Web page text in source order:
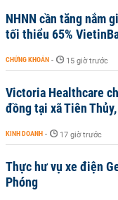
NHNN cần tăng nắm
tối thiểu 65%
CHỨNG KHOÁN - 15 giờ trước
Victoria Healthcare
đồng tại xã Tiên
KINH DOANH - 17 giờ trước
Thực hư vụ xe điện
Phóng